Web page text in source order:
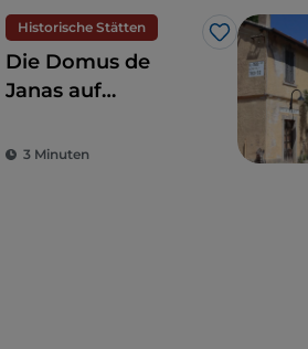
Historische Stätten
Like
Die Domus de
Janas auf
Entdecken Sie die
3 Minuten